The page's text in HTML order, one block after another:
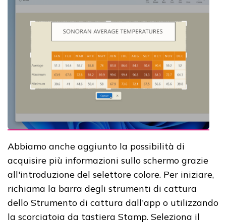
Abbiamo anche aggiunto la possibilità di
acquisire più informazioni sullo schermo grazie
all'introduzione del selettore colore. Per iniziare,
richiama la barra degli strumenti di cattura
dello Strumento di cattura dall'app o utilizzando
la scorciatoia da tastiera Stamp. Seleziona il